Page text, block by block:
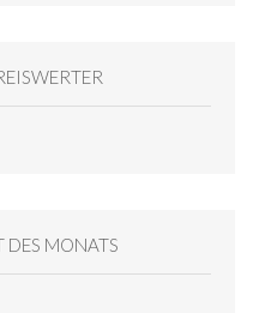
DES MONATS